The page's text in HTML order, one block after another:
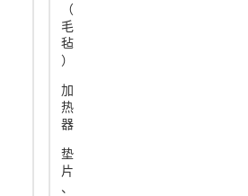
（
毛
毡
）
加
热
器
垫
片
、